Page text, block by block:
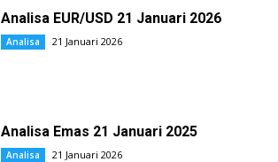
Analisa EUR/USD 21 Januari 2026
Analisa 21 Januari 2026
Analisa Emas 21 Januari 2025
Analisa 21 Januari 2026